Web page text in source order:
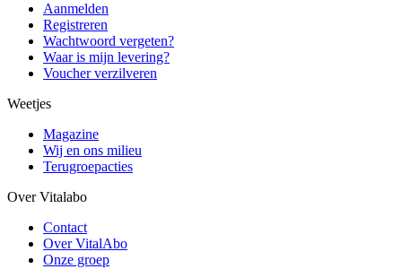
Aanmelden
Registreren
Wachtwoord vergeten?
Waar is mijn levering?
Voucher verzilveren
Weetjes
Magazine
Wij en ons milieu
Terugroepacties
Over Vitalabo
Contact
Over VitalAbo
Onze groep